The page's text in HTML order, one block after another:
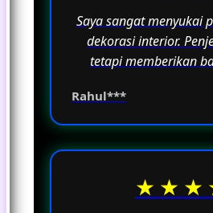
Saya sangat menyukai
dekorasi interior.
tetapi memberikan
Rahul***